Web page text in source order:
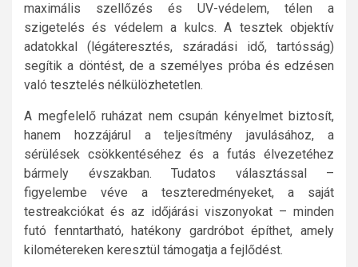
maximális szellőzés és UV-védelem, télen a
szigetelés és védelem a kulcs. A tesztek objektív
adatokkal (légáteresztés, száradási idő, tartósság)
segítik a döntést, de a személyes próba és edzésen
való tesztelés nélkülözhetetlen.
A megfelelő ruházat nem csupán kényelmet biztosít,
hanem hozzájárul a teljesítmény javulásához, a
sérülések csökkentéséhez és a futás élvezetéhez
bármely évszakban. Tudatos választással –
figyelembe véve a teszteredményeket, a saját
testreakciókat és az időjárási viszonyokat – minden
futó fenntartható, hatékony gardróbot építhet, amely
kilométereken keresztül támogatja a fejlődést.